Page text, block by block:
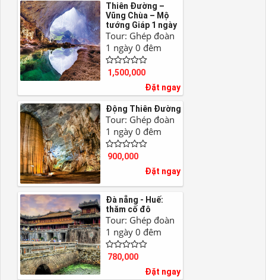
Thiên Đường –
Vũng Chùa – Mộ
tướng Giáp 1 ngày
Tour: Ghép đoàn
1 ngày 0 đêm
1,500,000
Đặt ngay
Động Thiên Đường
Tour: Ghép đoàn
1 ngày 0 đêm
900,000
Đặt ngay
Đà nẵng - Huế:
thăm cố đô
Tour: Ghép đoàn
1 ngày 0 đêm
780,000
Đặt ngay